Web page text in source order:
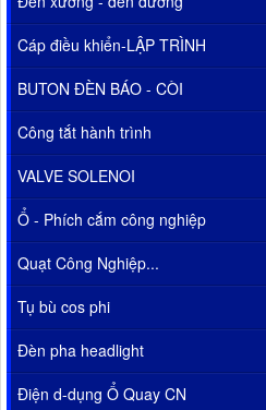
Cáp điều khiển-LẬP TRÌNH
BUTON ĐÈN BÁO - CÒI
Công tắt hành trình
VALVE SOLENOI
Ổ - Phích cắm công nghiệp
Quạt Công Nghiệp...
Tụ bù cos phi
Đèn pha headlight
Điện d-dụng Ổ Quay CN